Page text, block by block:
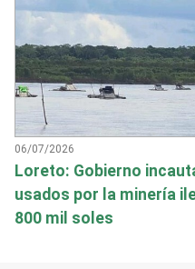
06/07/2026
Loreto: Gobierno
usados por la minería
800 mil soles